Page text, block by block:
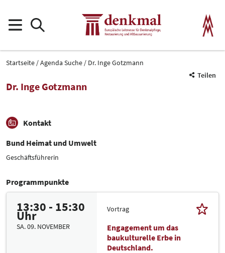
Startseite Agenda Suche
Dr. Inge Gotzmann
Teilen
Dr. Inge Gotzmann
Kontakt
Bund Heimat und Umwelt
Geschäftsführerin
Programmpunkte
13:30 - 15:30
Uhr
SA. 09. NOVEMBER
Vortrag
Engagement um das
baukulturelle Erbe in
Deutschland.